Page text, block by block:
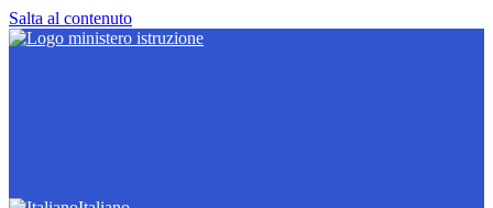
Salta al contenuto